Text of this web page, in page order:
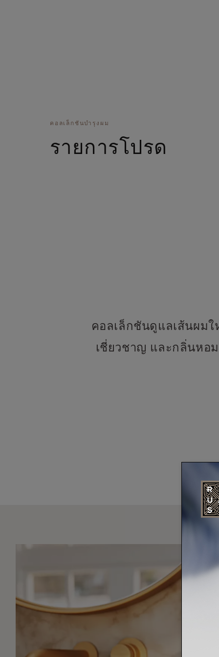
คอลเล็กชันบำรุงผม
รายการโปรด
คอลเล็กชันดูแลเส้นผม
เชี่ยวชาญ และกลิ่นหอ